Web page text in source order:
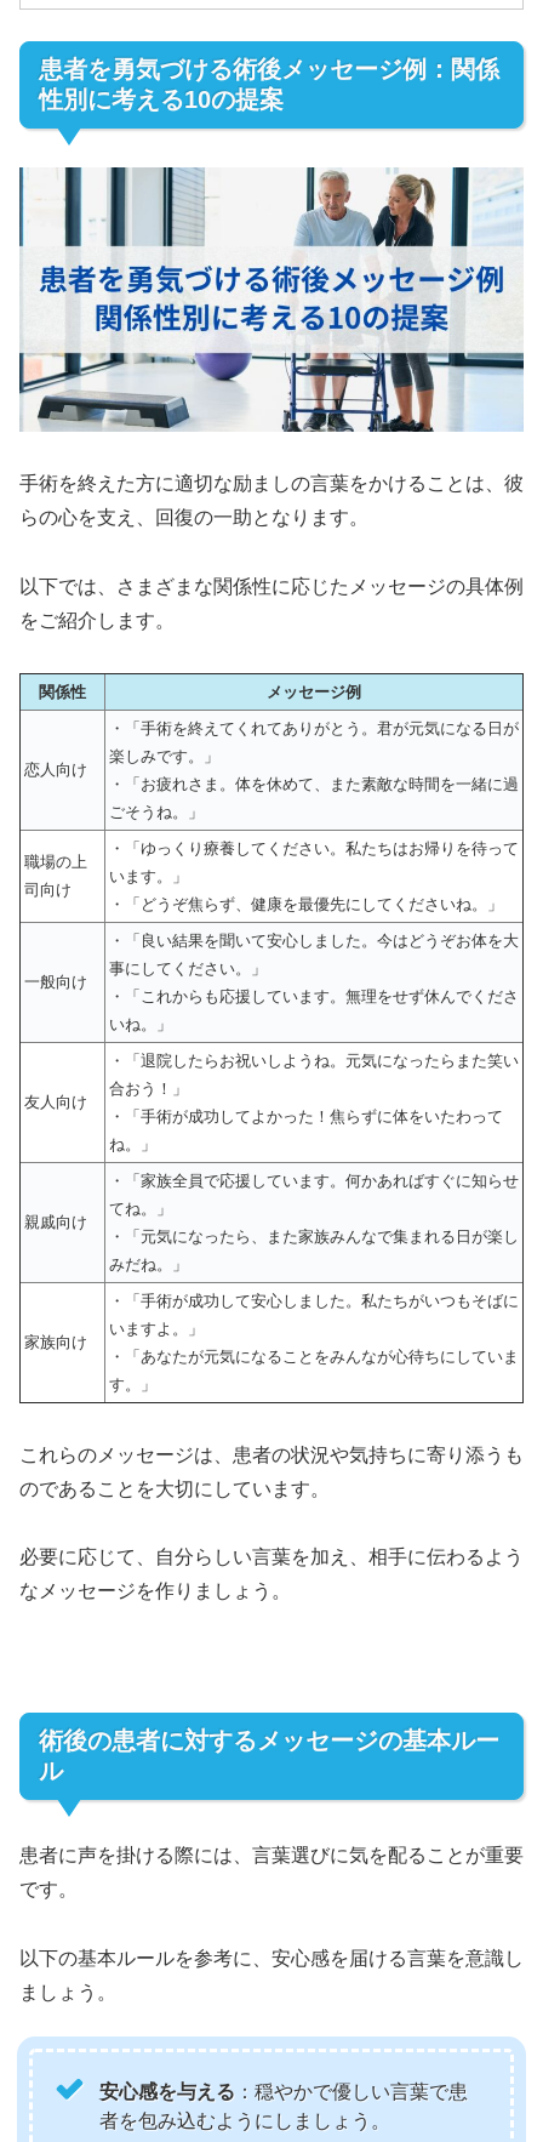
患者を勇気づける術後メッセージ例：関係
性別に考える10の提案
手術を終えた方に適切な励ましの言葉をかけることは、彼
らの心を支え、回復の一助となります。
以下では、さまざまな関係性に応じたメッセージの具体例
をご紹介します。
関係性 メッセージ例
恋人向け
・「手術を終えてくれてありがとう。君が元気になる日が
楽しみです。」
・「お疲れさま。体を休めて、また素敵な時間を一緒に過
ごそうね。」
職場の上
司向け
・「ゆっくり療養してください。私たちはお帰りを待って
います。」
・「どうぞ焦らず、健康を最優先にしてくださいね。」
一般向け
・「良い結果を聞いて安心しました。今はどうぞお体を大
事にしてください。」
・「これからも応援しています。無理をせず休んでくださ
いね。」
友人向け
・「退院したらお祝いしようね。元気になったらまた笑い
合おう！」
・「手術が成功してよかった！焦らずに体をいたわって
ね。」
親戚向け
・「家族全員で応援しています。何かあればすぐに知らせ
てね。」
・「元気になったら、また家族みんなで集まれる日が楽し
みだね。」
家族向け
・「手術が成功して安心しました。私たちがいつもそばに
いますよ。」
・「あなたが元気になることをみんなが心待ちにしていま
す。」
これらのメッセージは、患者の状況や気持ちに寄り添うも
のであることを大切にしています。
必要に応じて、自分らしい言葉を加え、相手に伝わるよう
なメッセージを作りましょう。
術後の患者に対するメッセージの基本ルー
ル
患者に声を掛ける際には、言葉選びに気を配ることが重要
です。
以下の基本ルールを参考に、安心感を届ける言葉を意識し
ましょう。
安心感を与える ：穏やかで優しい言葉で患
者を包み込むようにしましょう。